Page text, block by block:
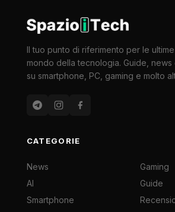
Il tuo punto di riferimento per le
mondo della tecnologia. Guide,
su smartphone, PC, gaming e molto
CATEGORIE
News
AI
Smartphone
Gaming
Guide